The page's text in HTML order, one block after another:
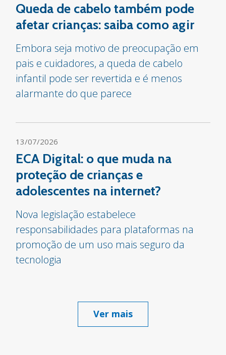
Queda de cabelo também pode
afetar crianças: saiba como agir
Embora seja motivo de preocupação em
pais e cuidadores, a queda de cabelo
infantil pode ser revertida e é menos
alarmante do que parece
13/07/2026
ECA Digital: o que muda na
proteção de crianças e
adolescentes na internet?
Nova legislação estabelece
responsabilidades para plataformas na
promoção de um uso mais seguro da
tecnologia
Ver mais